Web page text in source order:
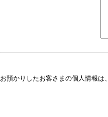
お預かりしたお客さまの個人情報は、